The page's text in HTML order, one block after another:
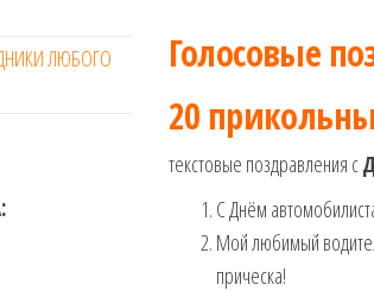
Голосовые
20
текстовые поздравления с
С Днём
Мой любимый
прическа!
ЛЮБОГО